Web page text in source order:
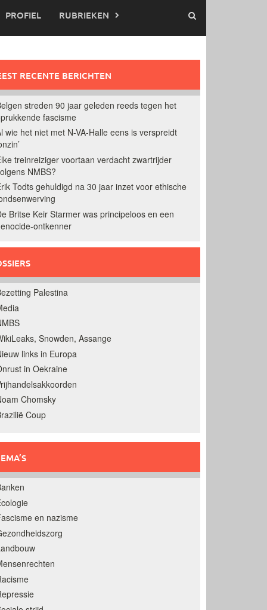
PROFIEL RUBRIEKEN
RECENTE BERICHTEN
streden 90 jaar geleden reeds tegen het
fascisme
wie het niet met N-VA-Halle eens is verspreidt
treinreiziger voortaan verdacht zwartrijder
NMBS?
Todts gehuldigd na 30 jaar inzet voor ethische
Britse Keir Starmer was principeloos en een
ontkenner
Palestina
Snowden, Assange
links in Europa
in Oekraine
Chomsky
Coup
en nazisme